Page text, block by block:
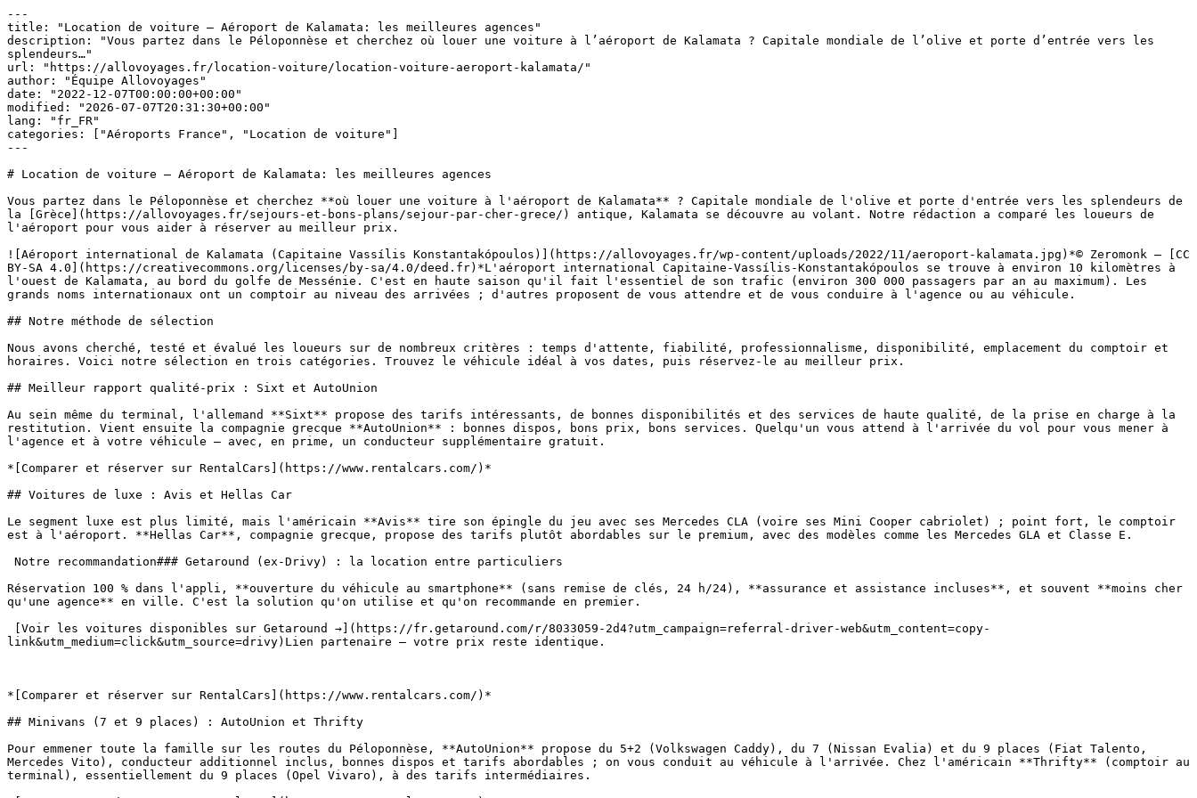
---
title: "Location de voiture – Aéroport de Kalamata: les meilleures agences"
description: "Vous partez dans le Péloponnèse et cherchez où louer une voiture à l’aéroport de Kalamata ? Capitale mondiale de l’olive et porte d’entrée vers les
splendeurs…"
url: "https://allovoyages.fr/location-voiture/location-voiture-aeroport-kalamata/"
author: "Équipe Allovoyages"
date: "2022-12-07T00:00:00+00:00"
modified: "2026-07-07T20:31:30+00:00"
lang: "fr_FR"
categories: ["Aéroports France", "Location de voiture"]
---
# Location de voiture – Aéroport de Kalamata: les meilleures agences
Vous partez dans le Péloponnèse et cherchez **où louer une voiture à l'aéroport de Kalamata** ? Capitale mondiale de l'olive et porte d'entrée vers les splendeurs de
la [Grèce](https://allovoyages.fr/sejours-et-bons-plans/sejour-par-cher-grece/) antique, Kalamata se découvre au volant. Notre rédaction a comparé les loueurs de
l'aéroport pour vous aider à réserver au meilleur prix.
![Aéroport international de Kalamata (Capitaine Vassílis Konstantakópoulos)](https://allovoyages.fr/wp-content/uploads/2022/11/aeroport-kalamata.jpg)*© Zeromonk — [CC
BY-SA 4.0](https://creativecommons.org/licenses/by-sa/4.0/deed.fr)*L'aéroport international Capitaine-Vassílis-Konstantakópoulos se trouve à environ 10 kilomètres à
l'ouest de Kalamata, au bord du golfe de Messénie. C'est en haute saison qu'il fait l'essentiel de son trafic (environ 300 000 passagers par an au maximum). Les
grands noms internationaux ont un comptoir au niveau des arrivées ; d'autres proposent de vous attendre et de vous conduire à l'agence ou au véhicule.
## Notre méthode de sélection
Nous avons cherché, testé et évalué les loueurs sur de nombreux critères : temps d'attente, fiabilité, professionnalisme, disponibilité, emplacement du comptoir et
horaires. Voici notre sélection en trois catégories. Trouvez le véhicule idéal à vos dates, puis réservez-le au meilleur prix.
## Meilleur rapport qualité-prix : Sixt et AutoUnion
Au sein même du terminal, l'allemand **Sixt** propose des tarifs intéressants, de bonnes disponibilités et des services de haute qualité, de la prise en charge à la
restitution. Vient ensuite la compagnie grecque **AutoUnion** : bonnes dispos, bons prix, bons services. Quelqu'un vous attend à l'arrivée du vol pour vous mener à
l'agence et à votre véhicule — avec, en prime, un conducteur supplémentaire gratuit.
*[Comparer et réserver sur RentalCars](https://www.rentalcars.com/)*
## Voitures de luxe : Avis et Hellas Car
Le segment luxe est plus limité, mais l'américain **Avis** tire son épingle du jeu avec ses Mercedes CLA (voire ses Mini Cooper cabriolet) ; point fort, le comptoir
est à l'aéroport. **Hellas Car**, compagnie grecque, propose des tarifs plutôt abordables sur le premium, avec des modèles comme les Mercedes GLA et Classe E.
Réservation 100 % dans l'appli, **ouverture du véhicule au smartphone** (sans remise de clés, 24 h/24), **assurance et assistance incluses**, et souvent **moins cher
qu'une agence** en ville. C'est la solution qu'on utilise et qu'on recommande en premier.
link&utm_medium=click&utm_source=drivy)Lien partenaire — votre prix reste identique.
*[Comparer et réserver sur RentalCars](https://www.rentalcars.com/)*
## Minivans (7 et 9 places) : AutoUnion et Thrifty
Pour emmener toute la famille sur les routes du Péloponnèse, **AutoUnion** propose du 5+2 (Volkswagen Caddy), du 7 (Nissan Evalia) et du 9 places (Fiat Talento,
Mercedes Vito), conducteur additionnel inclus, bonnes dispos et tarifs abordables ; on vous conduit au véhicule à l'arrivée. Chez l'américain **Thrifty** (comptoir au
terminal), essentiellement du 9 places (Opel Vivaro), à des tarifs intermédiaires.